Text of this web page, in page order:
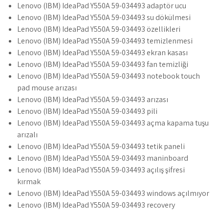
Lenovo (IBM) IdeaPad Y550A 59-034493 adaptör ucu
Lenovo (IBM) IdeaPad Y550A 59-034493 su dökülmesi
Lenovo (IBM) IdeaPad Y550A 59-034493 özellikleri
Lenovo (IBM) IdeaPad Y550A 59-034493 temizlenmesi
Lenovo (IBM) IdeaPad Y550A 59-034493 ekran kasası
Lenovo (IBM) IdeaPad Y550A 59-034493 fan temizliği
Lenovo (IBM) IdeaPad Y550A 59-034493 notebook touch
pad mouse arızası
Lenovo (IBM) IdeaPad Y550A 59-034493 arızası
Lenovo (IBM) IdeaPad Y550A 59-034493 pili
Lenovo (IBM) IdeaPad Y550A 59-034493 açma kapama tuşu
arızalı
Lenovo (IBM) IdeaPad Y550A 59-034493 tetik paneli
Lenovo (IBM) IdeaPad Y550A 59-034493 maninboard
Lenovo (IBM) IdeaPad Y550A 59-034493 açılış şifresi
kırmak
Lenovo (IBM) IdeaPad Y550A 59-034493 windows açılmıyor
Lenovo (IBM) IdeaPad Y550A 59-034493 recovery